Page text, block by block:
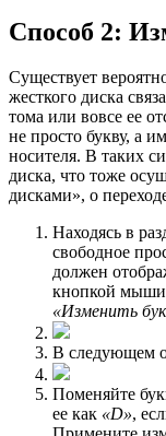
Способ 2:
Сущeствует
жесткого диска
тома или вовсе ее
не просто букву, а
носителя. В таких
диска, что тоже
дисками», о
Находясь в
свободное
должен
кнопкой мыши
«Изменить
В следующем
Поменяйте
ее как «D»,